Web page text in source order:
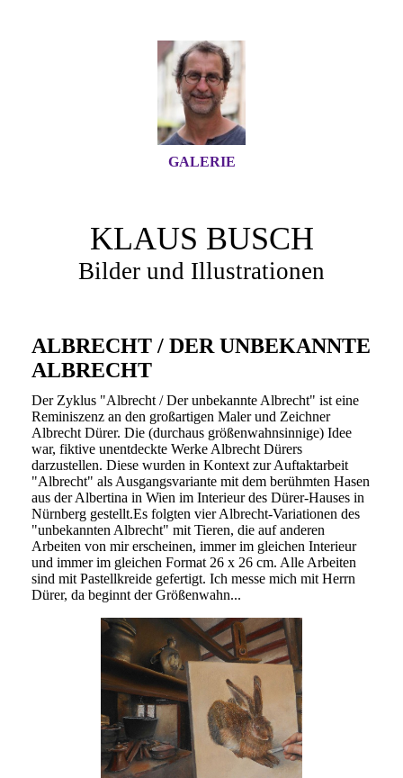
GALERIE
KLAUS BUSCH
Bilder und Illustrationen
ALBRECHT / DER UNBEKANNTE
ALBRECHT
Der Zyklus "Albrecht / Der unbekannte Albrecht" ist eine
Reminiszenz an den großartigen Maler und Zeichner
Albrecht Dürer. Die (durchaus größenwahnsinnige) Idee
war, fiktive unentdeckte Werke Albrecht Dürers
darzustellen. Diese wurden in Kontext zur Auftaktarbeit
"Albrecht" als Ausgangsvariante mit dem berühmten Hasen
aus der Albertina in Wien im Interieur des Dürer-Hauses in
Nürnberg gestellt.Es folgten vier Albrecht-Variationen des
"unbekannten Albrecht" mit Tieren, die auf anderen
Arbeiten von mir erscheinen, immer im gleichen Interieur
und immer im gleichen Format 26 x 26 cm. Alle Arbeiten
sind mit Pastellkreide gefertigt. Ich messe mich mit Herrn
Dürer, da beginnt der Größenwahn...